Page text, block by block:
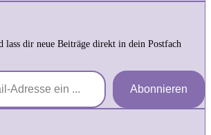
lass dir neue Beiträge direkt in dein Postfach
Abonnieren